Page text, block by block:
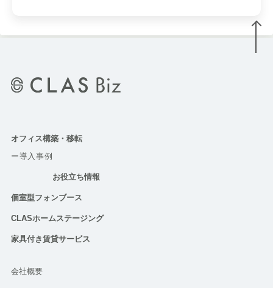
オフィス構築・移転
ー導入事例
お役立ち情報
個室型フォンブース
CLASホームステージング
家具付き賃貸サービス
会社概要